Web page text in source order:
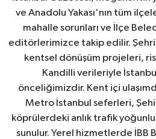
ve Anadolu Yakası'nın tüm
mahalle sorunları ve İlçe
editörlerimizce takip edilir.
kentsel dönüşüm projeleri,
Kandilli verileriyle
önceliğimizdir. Kent içi
Metro İstanbul seferleri,
köprülerdeki anlık trafik
sunulur. Yerel hizmetlerde İBB